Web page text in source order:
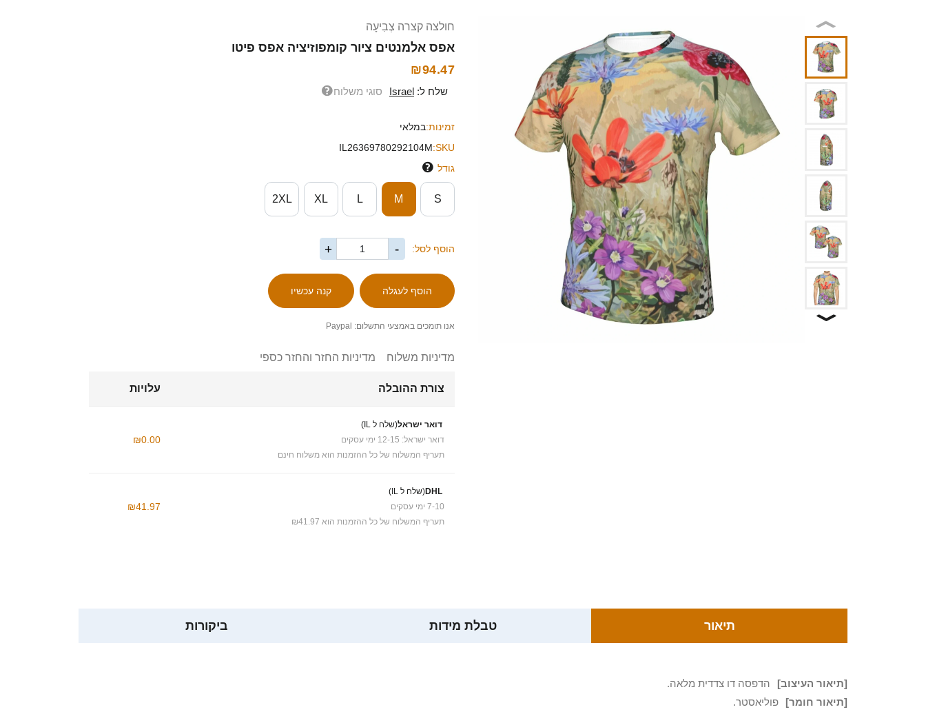
חולצה קצרה צְבִיעָה
אפס אלמנטים ציור קומפוזיציה אפס פיטו
₪94.47
שלח ל: Israel סוגי משלוח
זמינות:במלאי
SKU:
IL26369780292104M
גודל
S
M
L
XL
2XL
הוסף לסל: -
+
אנו תומכים באמצעי התשלום: Paypal
מדיניות משלוח מדיניות החזר והחזר כספי
צורת ההובלה עלויות
דואר ישראל(שלח ל IL)
דואר ישראל: 12-15 ימי עסקים
תעריף המשלוח של כל ההזמנות הוא משלוח חינם
₪0.00
DHL(שלח ל IL)
7-10 ימי עסקים
תעריף המשלוח של כל ההזמנות הוא ₪41.97
₪41.97
תיאור טבלת מידות ביקורות
[תיאור העיצוב]
הדפסה דו צדדית מלאה.
[תיאור חומר]
פוליאסטר.